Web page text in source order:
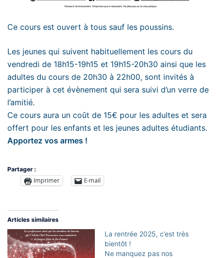
Ce cours est ouvert à tous sauf les poussins.
Les jeunes qui suivent habituellement les cours du
vendredi de 18h15-19h15 et 19h15-20h30 ainsi que les
adultes du cours de 20h30 à 22h00, sont invités à
participer à cet évènement qui sera suivi d’un verre de
l’amitié.
Ce cours aura un coût de 15€ pour les adultes et sera
offert pour les enfants et les jeunes adultes étudiants.
Apportez vos armes !
Partager :
Imprimer E-mail
Articles similaires
La rentrée 2025, c’est très
bientôt !
Ne manquez pas nos